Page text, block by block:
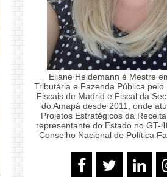
Eliane Heidemann é Mestre
Tributária e Fazenda Pública
Fiscais de Madrid e Fiscal da
do Amapá desde 2011, onde
Projetos Estratégicos da
representante do Estado no GT-
Conselho Nacional de Política